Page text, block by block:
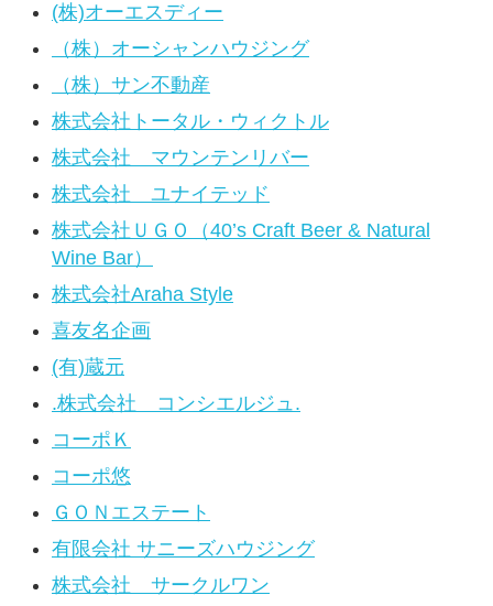
(株)オーエスディー
（株）オーシャンハウジング
（株）サン不動産
株式会社トータル・ウィクトル
株式会社 マウンテンリバー
株式会社 ユナイテッド
株式会社ＵＧＯ（40’s Craft Beer & Natural
Wine Bar）
株式会社Araha Style
喜友名企画
(有)蔵元
.株式会社 コンシエルジュ.
コーポＫ
コーポ悠
ＧＯＮエステート
有限会社 サニーズハウジング
株式会社 サークルワン